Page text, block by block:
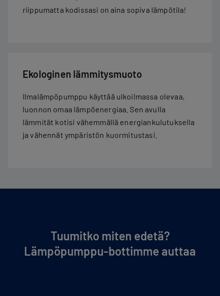
riippumatta kodissasi on aina sopiva lämpötila!
Ekologinen lämmitysmuoto
Ilmalämpöpumppu käyttää ulkoilmassa olevaa,
luonnon omaa lämpöenergiaa. Sen avulla
lämmität kotisi vähemmällä energiankulutuksella
ja vähennät ympäristön kuormitustasi.
Tuumitko miten edetä?
Lämpöpumppu-bottimme auttaa